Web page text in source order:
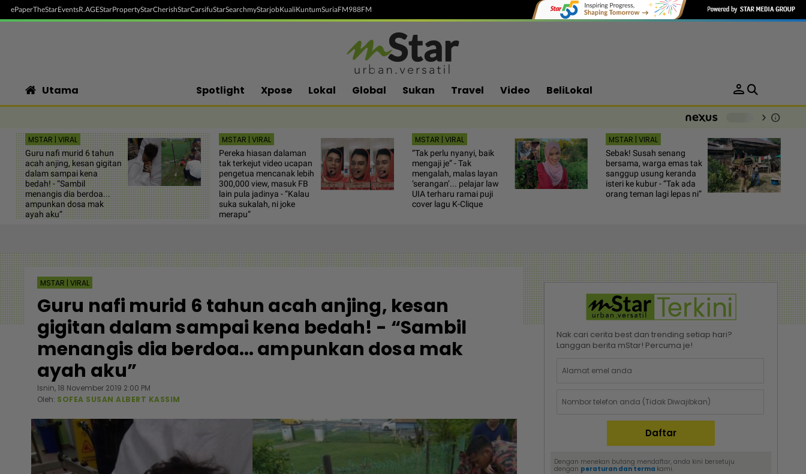
ePaperTheStarEventsR.AGEStarPropertyStarCherishStarCarsifuStarSearchmyStarjobKualiKuntumSuriaFM988FM
Utama Spotlight Xpose Lokal Global Sukan Travel Video BeliLokal person
chevron_right info
MSTAR | VIRAL
Guru nafi murid 6 tahun
acah anjing, kesan gigitan
dalam sampai kena
bedah! - “Sambil
menangis dia berdoa...
ampunkan dosa mak
ayah aku”
MSTAR | VIRAL
Pereka hiasan dalaman
tak terkejut video ucapan
pengetua mencanak lebih
300,000 view, masuk FB
lain pula jadinya - “Kalau
suka sukalah, ni joke
merapu”
MSTAR | VIRAL
“Tak perlu nyanyi, baik
mengaji je” - Tak
mengalah, malas layan
‘serangan’... pelajar law
UIA terharu ramai puji
cover lagu K-Clique
MSTAR | VIRAL
Sebak! Susah senang
bersama, warga emas tak
sanggup usung keranda
isteri ke kubur - “Tak ada
orang teman lagi lepas ni”
MSTAR | VIRAL
Guru nafi murid 6 tahun acah anjing, kesan
gigitan dalam sampai kena bedah! - “Sambil
menangis dia berdoa... ampunkan dosa mak
ayah aku”
Isnin, 18 November 2019 2:00 PM
Oleh: SOFEA SUSAN ALBERT KASSIM
Nak cari cerita best dan trending setiap hari?
Langgan berita mStar! Percuma je!
Dengan menekan butang mendaftar, anda kini bersetuju
dengan peraturan dan terma kami.